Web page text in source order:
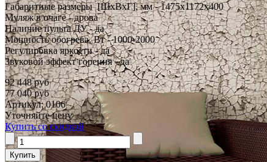
Габаритные размеры [ШxВxГ], мм - 1475x1172x400
Муляж в очаге - дрова
Наличие пульта ДУ - да
Мощность обогрева, Вт - 1000-2000
Регулировка яркости - да
Звуковой эффект горения - да
92 448 руб
77 040 руб
Артикул: 0106
Уточняйте цену
Купить со скидкой